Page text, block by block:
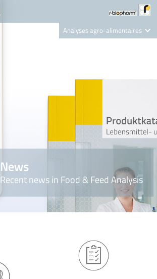
Analyses agro-alimentaires
Nutrition Care
News
Recent news in Food & Feed Analysis